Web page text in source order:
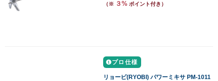
（※ ３% ポイント付き）
プロ仕様
リョービ(RYOBI) パワーミキサ PM-1011